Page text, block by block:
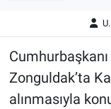
Zonguldak’ta
alınmasıyla